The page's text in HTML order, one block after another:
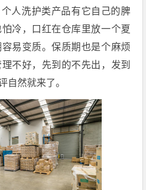
人洗护类产品有它自己的脾
冷，口红在仓库里放一个夏
易变质。保质期也是个麻烦
不好，先到的不先出，发到
自然就来了。